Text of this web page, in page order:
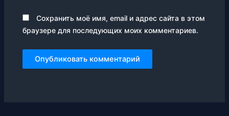
Сохранить моё имя, email и адрес сайта в этом
браузере для последующих моих комментариев.